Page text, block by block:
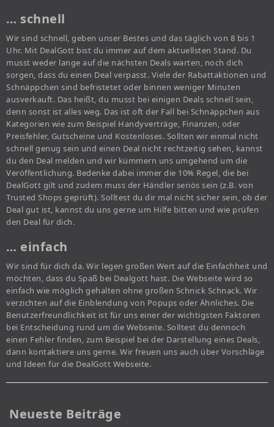
… schnell
Wir sind schnell, geben unser Bestes und das täglich von 8 bis 1
Uhr. Mit DealGott bist du immer auf dem aktuellsten Stand. Du
musst weder lange auf die nächsten Deals warten, noch dich
sorgen, dass du einen Deal verpasst. Viele der Rabattaktionen und
Schnäppchen sind befristetet oder binnen weniger Minuten
ausverkauft. Das heißt, du musst bei einigen Deals schnell sein,
denn sonst ist alles weg. Das ist oft der Fall bei Schnäppchen aus
Kategorien wie zum Beispiel Handyverträge, Finanzen, oder
Preisfehler, Gutscheine und Kostenloses. Sollten wir einmal nicht
schnell genug sein und einen Deal nicht rechtzeitig sehen, kannst
du den Deal melden und wir kümmern uns umgehend um die
Veröffentlichung. Bedenke dabei immer die 10% Regel, die bei
DealGott gilt und zudem muss der Händler seriös sein (z.B. von
Trusted Shops geprüft). Solltest du dir mal nicht sicher sein, ob der
Deal gut ist, kannst du uns gerne um Hilfe bitten und wie prüfen
den Deal für dich.
… einfach
Wir sind für dich da. Wir legen großen Wert auf die Einfachheit und
möchten, dass du Spaß bei Dealgott hast. Die Webseite wird so
einfach wie möglich gehalten ohne großen Schnick Schnack. Wir
verzichten auf die Einblendung von Popups oder Ähnliches. Die
Benutzerfreundlichkeit ist für uns einer der wichtigsten Faktoren
bei Entscheidung rund um die Webseite. Solltest du dennoch
einen Fehler finden, zum Beispiel bei der Darstellung eines Deals,
dann kontaktiere uns gerne. Wir freuen uns auch über Vorschläge
und Ideen für die DealGott Webseite.
Neueste Beiträge